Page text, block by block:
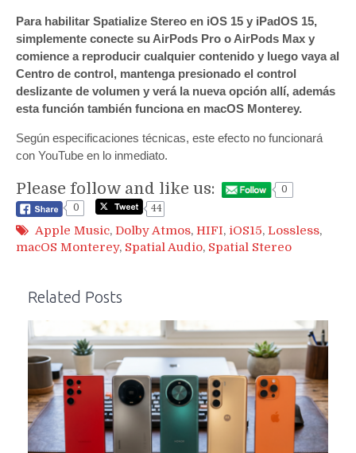
Para habilitar Spatialize Stereo en iOS 15 y iPadOS 15,
simplemente conecte su AirPods Pro o AirPods Max y
comience a reproducir cualquier contenido y luego vaya al
Centro de control, mantenga presionado el control
deslizante de volumen y verá la nueva opción allí, además
esta función también funciona en macOS Monterey.
Según especificaciones técnicas, este efecto no funcionará
con YouTube en lo inmediato.
Please follow and like us:
0
0
44
Apple Music, Dolby Atmos, HIFI, iOS15, Lossless,
macOS Monterey, Spatial Audio, Spatial Stereo
Related Posts